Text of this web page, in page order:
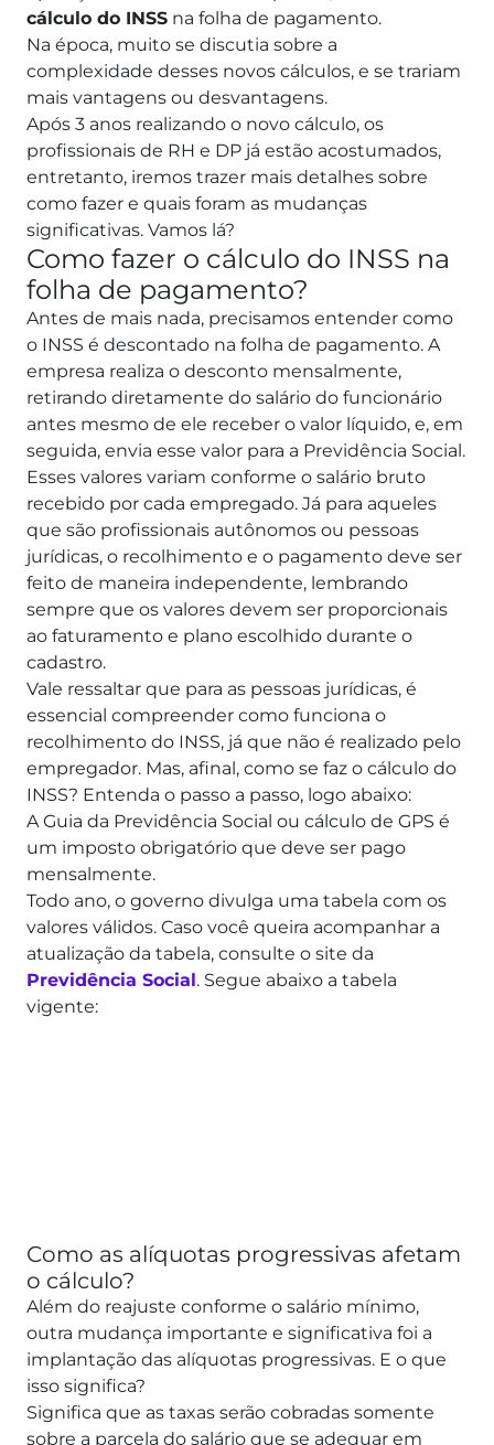
cálculo do INSS na folha de pagamento.
Na época, muito se discutia sobre a
complexidade desses novos cálculos, e se trariam
mais vantagens ou desvantagens.
Após 3 anos realizando o novo cálculo, os
profissionais de RH e DP já estão acostumados,
entretanto, iremos trazer mais detalhes sobre
como fazer e quais foram as mudanças
significativas. Vamos lá?
Como fazer o cálculo do INSS na
folha de pagamento?
Antes de mais nada, precisamos entender como
o INSS é descontado na folha de pagamento. A
empresa realiza o desconto mensalmente,
retirando diretamente do salário do funcionário
antes mesmo de ele receber o valor líquido, e, em
seguida, envia esse valor para a Previdência Social.
Esses valores variam conforme o salário bruto
recebido por cada empregado. Já para aqueles
que são profissionais autônomos ou pessoas
jurídicas, o recolhimento e o pagamento deve ser
feito de maneira independente, lembrando
sempre que os valores devem ser proporcionais
ao faturamento e plano escolhido durante o
cadastro.
Vale ressaltar que para as pessoas jurídicas, é
essencial compreender como funciona o
recolhimento do INSS, já que não é realizado pelo
empregador. Mas, afinal, como se faz o cálculo do
INSS? Entenda o passo a passo, logo abaixo:
A Guia da Previdência Social ou cálculo de GPS é
um imposto obrigatório que deve ser pago
mensalmente.
Todo ano, o governo divulga uma tabela com os
valores válidos. Caso você queira acompanhar a
atualização da tabela, consulte o site da
Previdência Social. Segue abaixo a tabela
vigente:
Como as alíquotas progressivas afetam
o cálculo?
Além do reajuste conforme o salário mínimo,
outra mudança importante e significativa foi a
implantação das alíquotas progressivas. E o que
isso significa?
Significa que as taxas serão cobradas somente
sobre a parcela do salário que se adequar em